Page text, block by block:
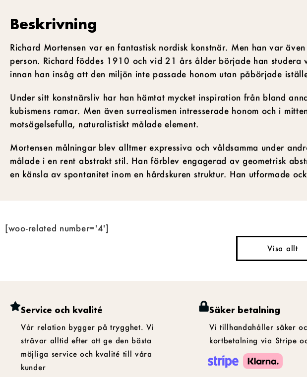
Beskrivning
Richard Mortensen var en fantastisk nordisk konstnär. Men han var
person. Richard föddes 1910 och vid 21 års ålder började han
innan han insåg att den miljön inte passade honom utan påbörjade
Under sitt konstnärsliv har han hämtat mycket inspiration från bland
kubismens ramar. Men även surrealismen intresserade honom och i
motsägelsefulla, naturalistiskt målade element.
Mortensen målningar blev alltmer expressiva och våldsamma under
målade i en rent abstrakt stil. Han förblev engagerad av geometrisk
en känsla av spontanitet inom en hårdskuren struktur. Han utformade
[woo-related number='4']
Visa allt
Service och kvalité
Vår relation bygger på trygghet. Vi
strävar alltid efter att ge den bästa
möjliga service och kvalité till våra
kunder
Säker betalning
Vi tillhandahåller säker
kortbetalning via Stripe